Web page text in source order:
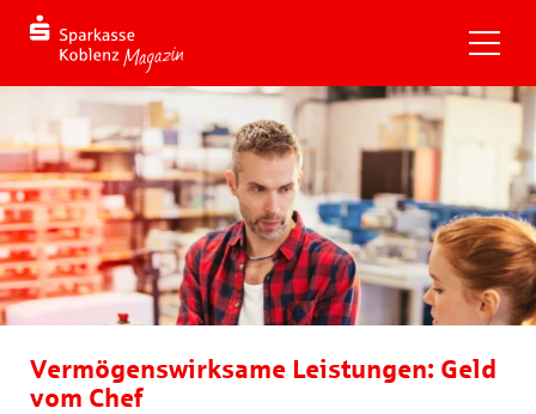
Vermögenswirksame Leistungen: Geld
vom Chef